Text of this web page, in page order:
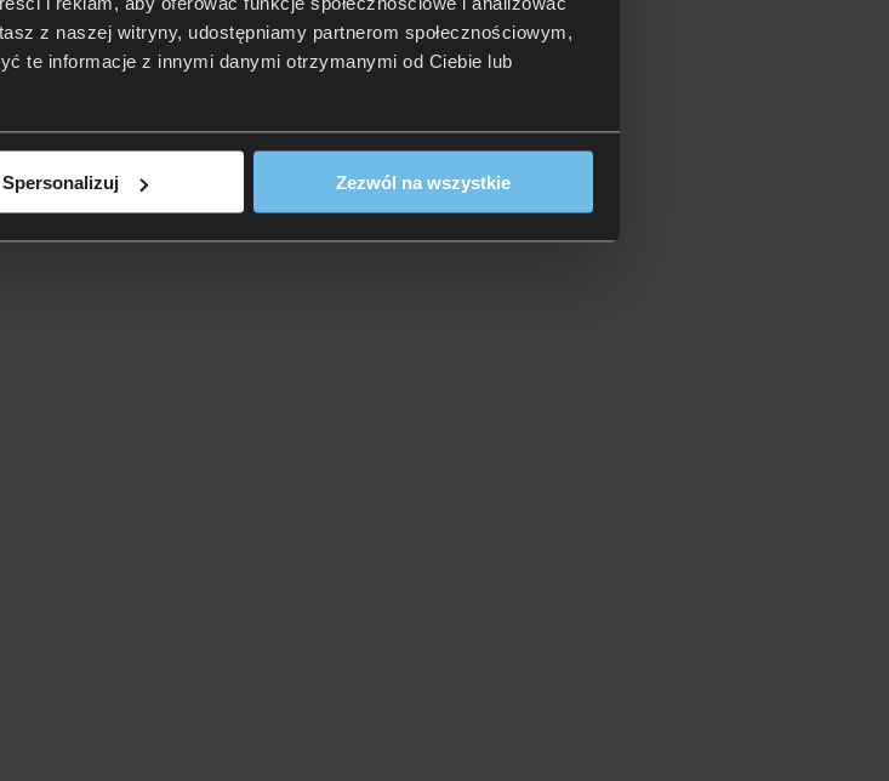
z naszej witryny, udostępniamy partnerom społecznościowym,
te informacje z innymi danymi otrzymanymi od Ciebie lub
Spersonalizuj Zezwól na wszystkie